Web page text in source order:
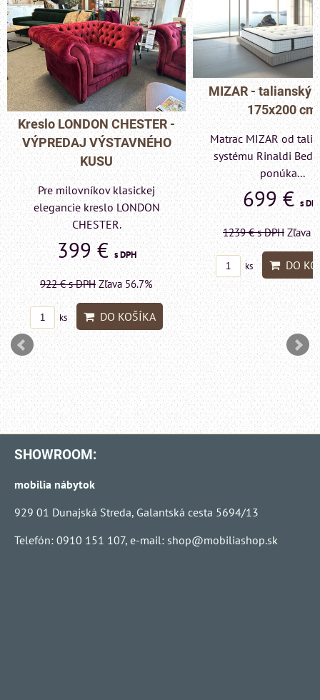
-
MIZAR - talianský matrac
175x200 cm
Matrac MIZAR od talianskeho
systému Rinaldi Bed System
ponúka...
699 €s DPH
1239 €s DPH Zľava 43.6%
ks DO KOŠÍKA
Pohovka
- VÝPREDAJ
KUSU
Pre
elegancie
LONDON
599
1415 €s DPH
ks
SHOWROOM:
mobilia nábytok
929 01 Dunajská Streda, Galantská cesta 5694/13
Telefón: 0910 151 107, e-mail: shop@mobiliashop.sk